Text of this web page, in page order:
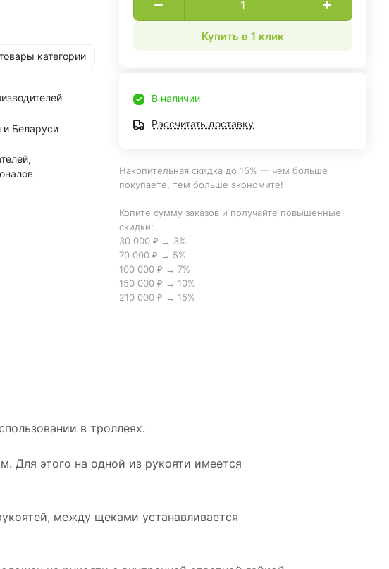
категории
и Беларуси
Купить в 1 клик
В наличии
Рассчитать доставку
Накопительная скидка до 15% — чем больше
покупаете, тем больше экономите!
Копите сумму заказов и получайте повышенные
скидки:
30 000 ₽ → 3%
70 000 ₽ → 5%
100 000 ₽ → 7%
150 000 ₽ → 10%
210 000 ₽ → 15%
в троллеях.
Для этого на одной из рукояти имеется
между щеками устанавливается